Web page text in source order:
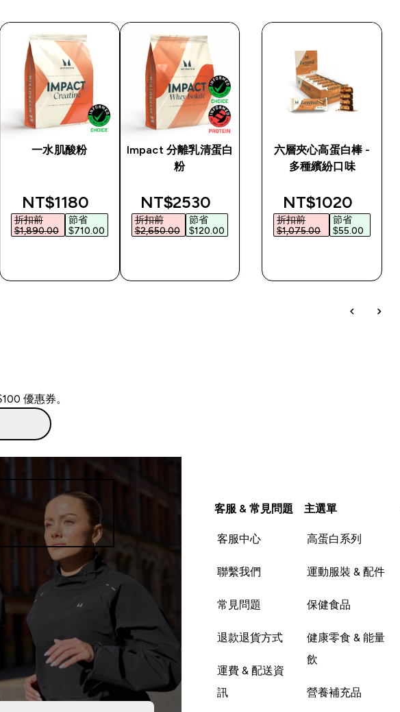
一水肌酸粉
discounted price
NT$1180‎
折扣前
$1,890.00‎
節省
$710.00‎
Impact 分離乳清蛋白
粉
discounted price
NT$2530‎
折扣前
$2,650.00‎
節省
$120.00‎
六層夾心高蛋白棒 -
多種繽紛口味
discounted price
NT$1020‎
折扣前
$1,075.00‎
節省
$55.00‎
優惠券。
客服 & 常見問題
客服中心
聯繫我們
常見問題
退款退貨方式
運費 & 配送資
訊
主選單
高蛋白系列
運動服裝 & 配件
保健食品
健康零食 & 能量
飲
營養補充品